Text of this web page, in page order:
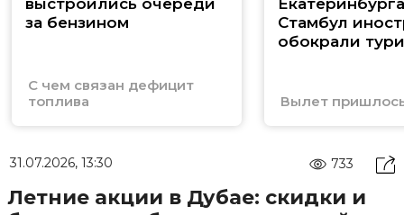
выстроились очереди
за бензином
С чем связан дефицит
топлива
Стамбул
обокрали
Вылет
31.07.2026, 13:30 733
Летние акции в Дубае: скидки и